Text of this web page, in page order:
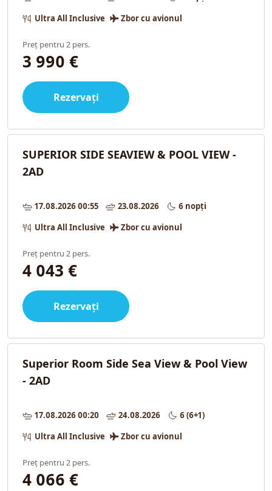
Ultra All Inclusive
Zbor cu avionul
Preț pentru 2 pers.
3 990 €
Rezervați
SUPERIOR SIDE SEAVIEW & POOL VIEW -
2AD
17.08.2026 00:55 23.08.2026
6 nopți
Ultra All Inclusive
Zbor cu avionul
Preț pentru 2 pers.
4 043 €
Rezervați
Superior Room Side Sea View & Pool View
- 2AD
17.08.2026 00:20 24.08.2026
6 (6+1)
Ultra All Inclusive
Zbor cu avionul
Preț pentru 2 pers.
4 066 €